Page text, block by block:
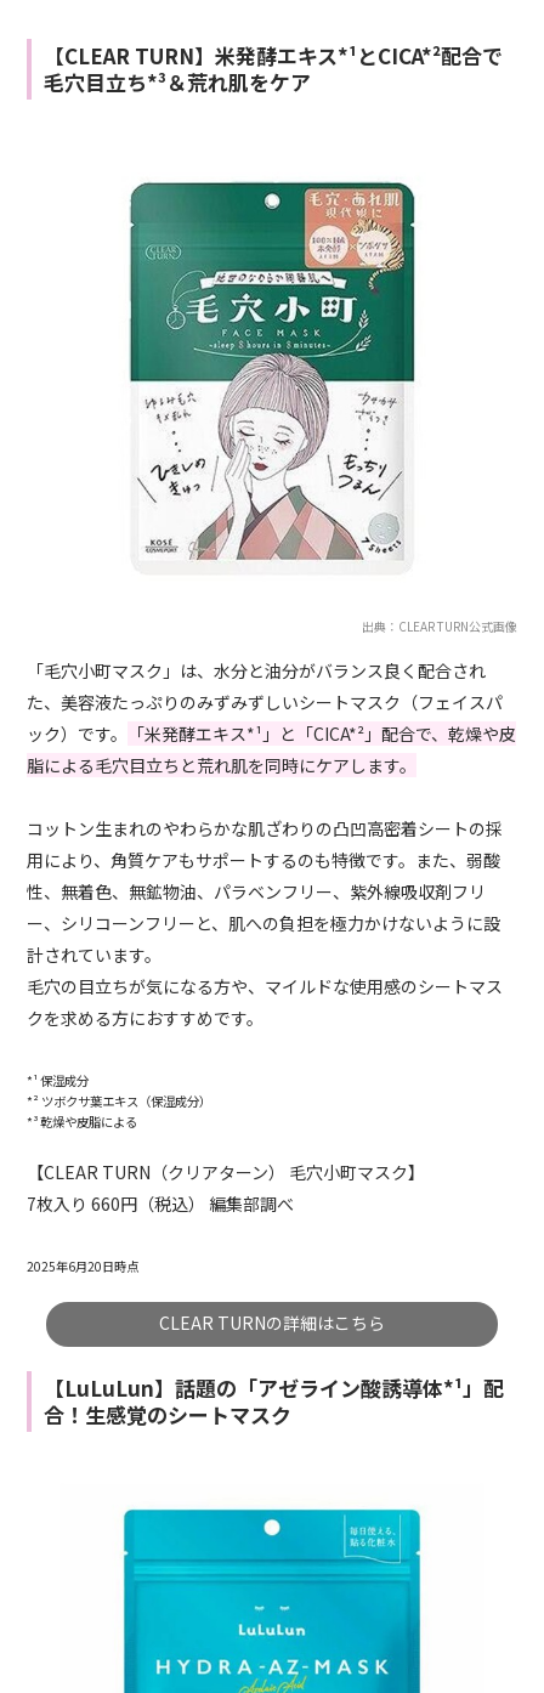
【CLEAR TURN】米発酵エキス*¹とCICA*²配合で
毛穴目立ち*³＆荒れ肌をケア
出典：CLEAR TURN公式画像
「毛穴小町マスク」は、水分と油分がバランス良く配合され
た、美容液たっぷりのみずみずしいシートマスク（フェイスパ
ック）です。
「米発酵エキス*¹」と「CICA*²」配合で、乾燥や皮
脂による毛穴目立ちと荒れ肌を同時にケアします。
コットン生まれのやわらかな肌ざわりの凸凹高密着シートの採
用により、角質ケアもサポートするのも特徴です。また、弱酸
性、無着色、無鉱物油、パラベンフリー、紫外線吸収剤フリ
ー、シリコーンフリーと、肌への負担を極力かけないように設
計されています。
毛穴の目立ちが気になる方や、マイルドな使用感のシートマス
クを求める方におすすめです。
*¹ 保湿成分
*² ツボクサ葉エキス（保湿成分）
*³ 乾燥や皮脂による
【CLEAR TURN（クリアターン） 毛穴小町マスク】
7枚入り 660円（税込） 編集部調べ
2025年6月20日時点
CLEAR TURNの詳細はこちら
【LuLuLun】話題の「アゼライン酸誘導体*¹」配
合！生感覚のシートマスク